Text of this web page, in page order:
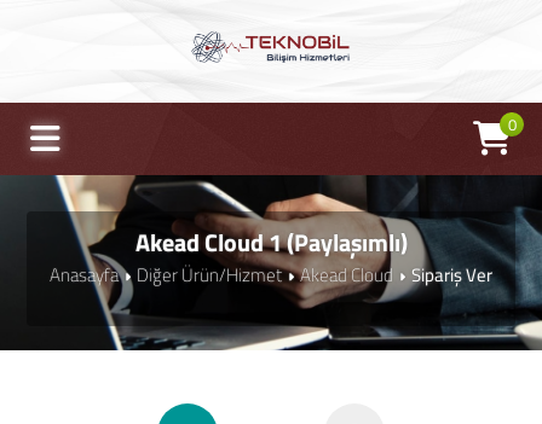
0
Akead Cloud 1 (Paylaşımlı)
Anasayfa Diğer Ürün/Hizmet Akead Cloud Sipariş Ver